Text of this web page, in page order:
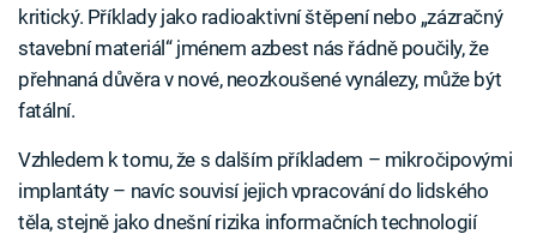
kritický. Příklady jako radioaktivní štěpení nebo „zázračný
stavební materiál“ jménem azbest nás řádně poučily, že
přehnaná důvěra v nové, neozkoušené vynálezy, může být
fatální.
Vzhledem k tomu, že s dalším příkladem – mikročipovými
implantáty – navíc souvisí jejich vpracování do lidského
těla, stejně jako dnešní rizika informačních technologií